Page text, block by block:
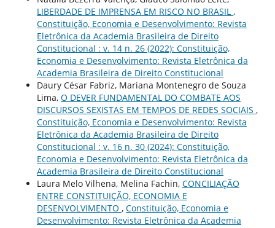
LIBERDADE DE IMPRENSA EM RISCO NO BRASIL ,
Constituição, Economia e Desenvolvimento: Revista
Eletrônica da Academia Brasileira de Direito
Constitucional : v. 14 n. 26 (2022): Constituição,
Economia e Desenvolvimento: Revista Eletrônica da
Academia Brasileira de Direito Constitucional
Daury César Fabriz, Mariana Montenegro de Souza
Lima, O DEVER FUNDAMENTAL DO COMBATE AOS
DISCURSOS SEXISTAS EM TEMPOS DE REDES SOCIAIS ,
Constituição, Economia e Desenvolvimento: Revista
Eletrônica da Academia Brasileira de Direito
Constitucional : v. 16 n. 30 (2024): Constituição,
Economia e Desenvolvimento: Revista Eletrônica da
Academia Brasileira de Direito Constitucional
Laura Melo Vilhena, Melina Fachin, CONCILIAÇÃO
ENTRE CONSTITUIÇÃO, ECONOMIA E
DESENVOLVIMENTO , Constituição, Economia e
Desenvolvimento: Revista Eletrônica da Academia